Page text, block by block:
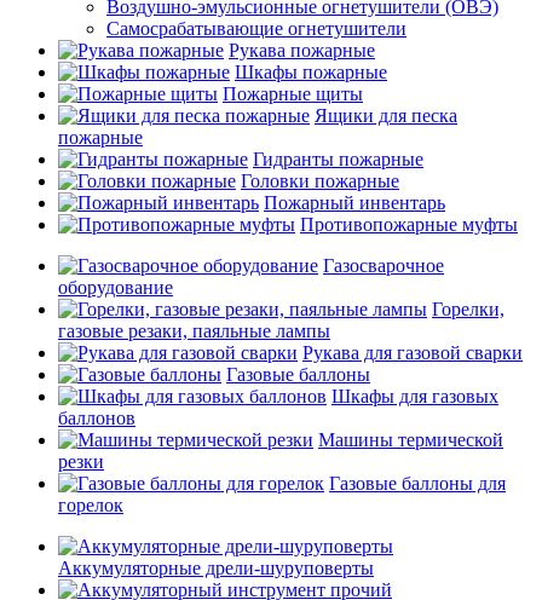
Воздушно-эмульсионные огнетушители (ОВЭ)
Самосрабатывающие огнетушители
Рукава пожарные
Шкафы пожарные
Пожарные щиты
Ящики для песка
пожарные
Гидранты пожарные
Головки пожарные
Пожарный инвентарь
Противопожарные муфты
Газосварочное
оборудование
Горелки,
газовые резаки, паяльные лампы
Рукава для газовой сварки
Газовые баллоны
Шкафы для газовых
баллонов
Машины термической
резки
Газовые баллоны для
горелок
Аккумуляторные дрели-шуруповерты